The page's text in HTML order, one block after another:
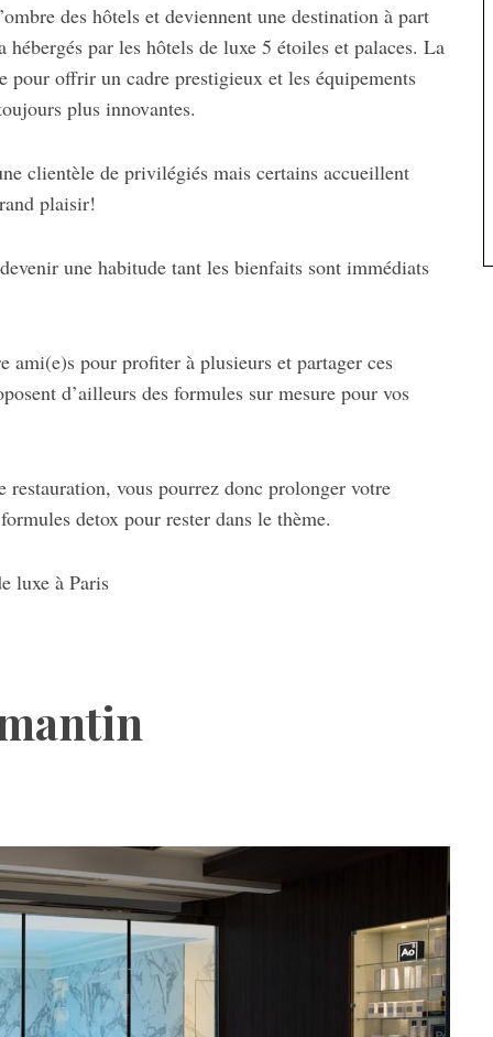
des hôtels et deviennent une destination à part
par les hôtels de luxe 5 étoiles et palaces. La
pour offrir un cadre prestigieux et les équipements
plus innovantes.
clientèle de privilégiés mais certains accueillent
plaisir!
une habitude tant les bienfaits sont immédiats
ami(e)s pour profiter à plusieurs et partager ces
d’ailleurs des formules sur mesure pour vos
vous pourrez donc prolonger votre
detox pour rester dans le thème.
luxe à Paris